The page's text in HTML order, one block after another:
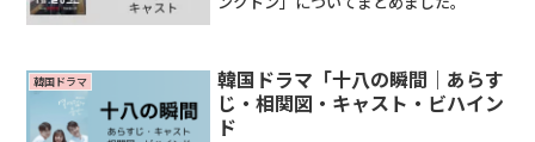
韓国ドラマ
韓国ドラマ「十八の瞬間｜あらす
じ・相関図・キャスト・ビハイン
ド